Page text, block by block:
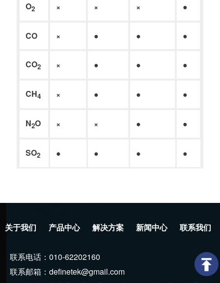
O2 × × × ●
CO × ● ● ●
CO2 × ● ● ●
CH4 × ● ● ●
N2O × × ● ●
SO2 ● ● ● ●
关于我们 产品中心 解决方案 新闻中心 联系我们
联系电话：010-62202160
联系邮箱：definetek@gmail.com